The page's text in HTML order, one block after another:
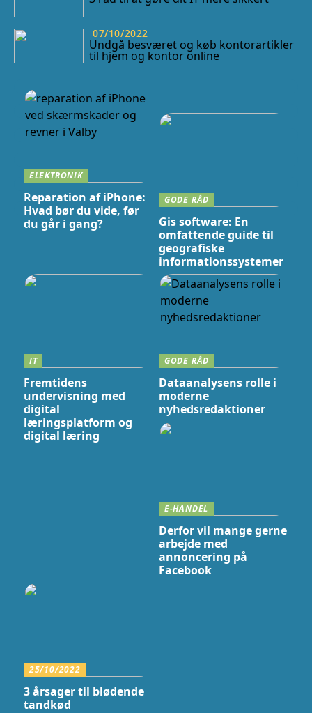
07/10/2022
Undgå besværet og køb kontorartikler
til hjem og kontor online
ELEKTRONIK
Reparation af iPhone:
Hvad bør du vide, før
du går i gang?
GODE RÅD
Gis software: En
omfattende guide til
geografiske
informationssystemer
IT
Fremtidens
undervisning med
digital
læringsplatform og
digital læring
GODE RÅD
Dataanalysens rolle i
moderne
nyhedsredaktioner
E-HANDEL
Derfor vil mange gerne
arbejde med
annoncering på
Facebook
25/10/2022
3 årsager til blødende
tandkød